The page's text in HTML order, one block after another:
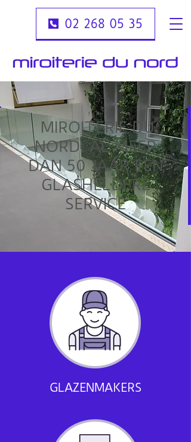
02 268 05 35
MIROITERIE DU
NORD: AL MEER
DAN 50 JAAR EEN
GLASHELDERE
SERVICE
GLAZENMAKERS